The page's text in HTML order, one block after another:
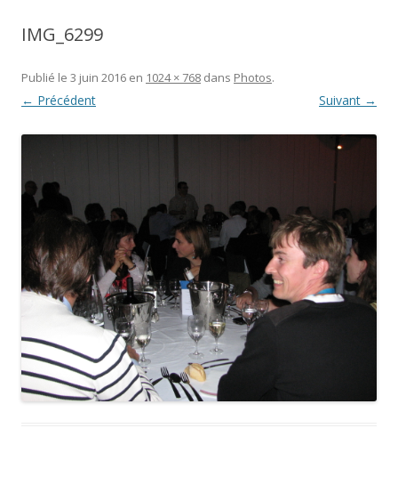
IMG_6299
Publié le 3 juin 2016 en 1024 × 768 dans Photos.
← Précédent Suivant →